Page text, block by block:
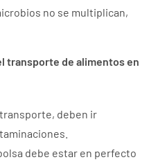
no se multiplican,
transporte de alimentos en
deben ir
debe estar en perfecto